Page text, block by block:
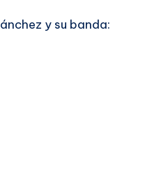
y su banda: